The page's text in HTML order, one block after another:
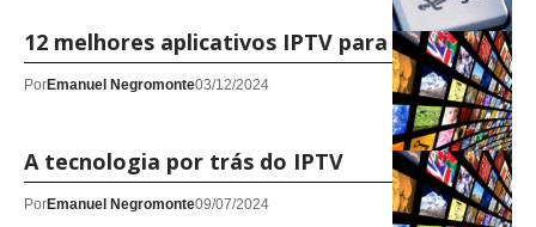
12 melhores aplicativos IPTV para Android
PorEmanuel Negromonte03/12/2024
A tecnologia por trás do IPTV
PorEmanuel Negromonte09/07/2024